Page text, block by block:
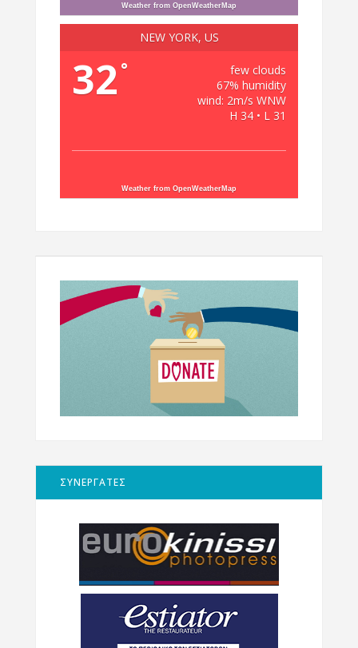
Weather from OpenWeatherMap
NEW YORK, US
32 °
few clouds
67% humidity
wind: 2m/s WNW
H 34 • L 31
Weather from OpenWeatherMap
ΣΥΝΕΡΓΑΤΕΣ